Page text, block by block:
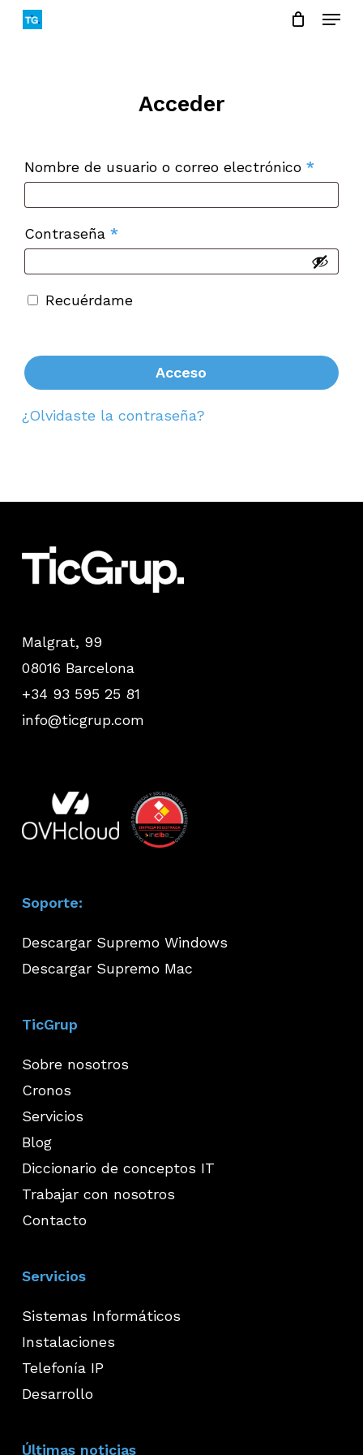
Skip
Menu
Acceder
Nombre de usuario o correo electrónico *
Contraseña *Obligatorio
Recuérdame
Acceso
¿Olvidaste la contraseña?
Malgrat, 99
08016 Barcelona
+34 93 595 25 81
info@ticgrup.com
Soporte:
Descargar Supremo Windows
Descargar Supremo Mac
TicGrup
Sobre nosotros
Cronos
Servicios
Blog
Diccionario de conceptos IT
Trabajar con nosotros
Contacto
Servicios
Sistemas Informáticos
Instalaciones
Telefonía IP
Desarrollo
Últimas noticias